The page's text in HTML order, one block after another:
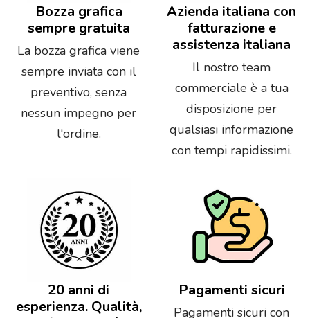
Bozza grafica
sempre gratuita
La bozza grafica viene
sempre inviata con il
preventivo, senza
nessun impegno per
l'ordine.
Azienda italiana con
fatturazione e
assistenza italiana
Il nostro team
commerciale è a tua
disposizione per
qualsiasi informazione
con tempi rapidissimi.
20 anni di
esperienza. Qualità,
Pagamenti sicuri
Pagamenti sicuri con